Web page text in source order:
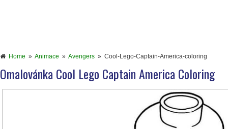
Home » Animace » Avengers » Cool-Lego-Captain-America-coloring
Omalovánka Cool Lego Captain America Coloring